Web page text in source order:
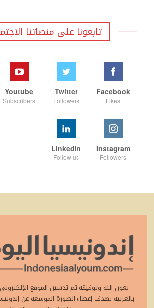
تابعونا على منصاتنا
Facebook
Likes
Twitter
Followers
Youtube
Subscribers
Instagram
Followers
Linkedin
Follow us
بعون الله وتوفيقه تم تدشين الموقع
بالعربية بهدف إعطاء الصورة الموسعة عن